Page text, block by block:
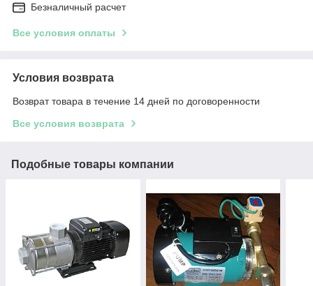
Безналичный расчет
Все условия оплаты
Условия возврата
Возврат товара в течение 14 дней по договоренности
Все условия возврата
Подобные товары компании